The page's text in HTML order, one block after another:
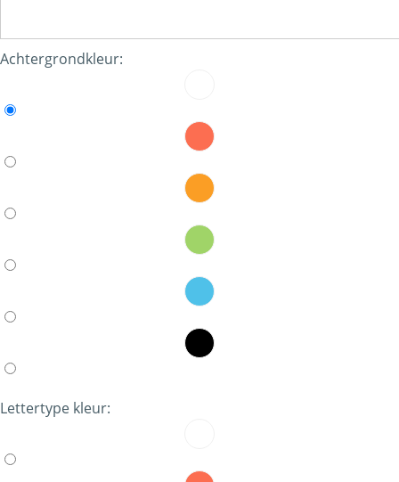
Achtergrondkleur:
Lettertype kleur: